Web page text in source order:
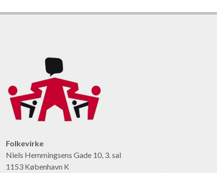
Folkevirke
Niels Hemmingsens Gade 10, 3. sal
1153 København K